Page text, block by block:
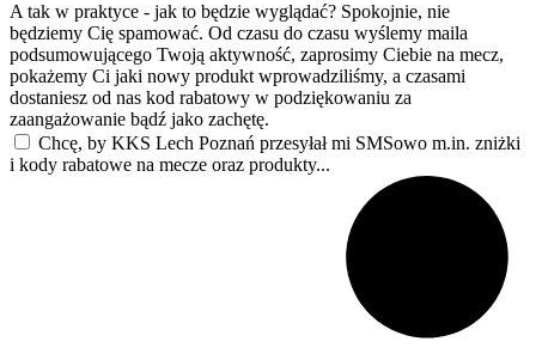
A tak w praktyce - jak to będzie wyglądać? Spokojnie, nie
będziemy Cię spamować. Od czasu do czasu wyślemy maila
podsumowującego Twoją aktywność, zaprosimy Ciebie na mecz,
pokażemy Ci jaki nowy produkt wprowadziliśmy, a czasami
dostaniesz od nas kod rabatowy w podziękowaniu za
zaangażowanie bądź jako zachętę.
Chcę, by KKS Lech Poznań przesyłał mi SMSowo m.in. zniżki
i kody rabatowe na mecze oraz produkty...